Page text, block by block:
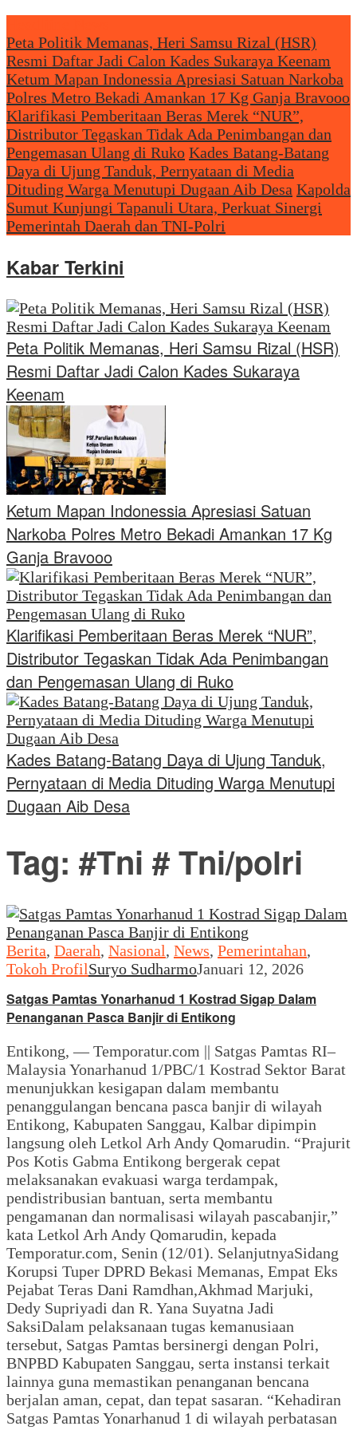
Peta Politik Memanas, Heri Samsu Rizal (HSR)
Resmi Daftar Jadi Calon Kades Sukaraya Keenam
Ketum Mapan Indonessia Apresiasi Satuan Narkoba
Polres Metro Bekadi Amankan 17 Kg Ganja Bravooo
Klarifikasi Pemberitaan Beras Merek “NUR”,
Distributor Tegaskan Tidak Ada Penimbangan dan
Pengemasan Ulang di Ruko Kades Batang-Batang
Daya di Ujung Tanduk, Pernyataan di Media
Dituding Warga Menutupi Dugaan Aib Desa Kapolda
Sumut Kunjungi Tapanuli Utara, Perkuat Sinergi
Pemerintah Daerah dan TNI-Polri
Kabar Terkini
Peta Politik Memanas, Heri Samsu Rizal (HSR)
Resmi Daftar Jadi Calon Kades Sukaraya
Keenam
Ketum Mapan Indonessia Apresiasi Satuan
Narkoba Polres Metro Bekadi Amankan 17 Kg
Ganja Bravooo
Klarifikasi Pemberitaan Beras Merek “NUR”,
Distributor Tegaskan Tidak Ada Penimbangan
dan Pengemasan Ulang di Ruko
Kades Batang-Batang Daya di Ujung Tanduk,
Pernyataan di Media Dituding Warga Menutupi
Dugaan Aib Desa
Tag: #Tni # Tni/polri
Berita, Daerah, Nasional, News, Pemerintahan,
Tokoh ProfilSuryo SudharmoJanuari 12, 2026
Satgas Pamtas Yonarhanud 1 Kostrad Sigap Dalam
Penanganan Pasca Banjir di Entikong
Entikong, — Temporatur.com || Satgas Pamtas RI–
Malaysia Yonarhanud 1/PBC/1 Kostrad Sektor Barat
menunjukkan kesigapan dalam membantu
penanggulangan bencana pasca banjir di wilayah
Entikong, Kabupaten Sanggau, Kalbar dipimpin
langsung oleh Letkol Arh Andy Qomarudin. “Prajurit
Pos Kotis Gabma Entikong bergerak cepat
melaksanakan evakuasi warga terdampak,
pendistribusian bantuan, serta membantu
pengamanan dan normalisasi wilayah pascabanjir,”
kata Letkol Arh Andy Qomarudin, kepada
Temporatur.com, Senin (12/01). SelanjutnyaSidang
Korupsi Tuper DPRD Bekasi Memanas, Empat Eks
Pejabat Teras Dani Ramdhan,Akhmad Marjuki,
Dedy Supriyadi dan R. Yana Suyatna Jadi
SaksiDalam pelaksanaan tugas kemanusiaan
tersebut, Satgas Pamtas bersinergi dengan Polri,
BNPBD Kabupaten Sanggau, serta instansi terkait
lainnya guna memastikan penanganan bencana
berjalan aman, cepat, dan tepat sasaran. “Kehadiran
Satgas Pamtas Yonarhanud 1 di wilayah perbatasan